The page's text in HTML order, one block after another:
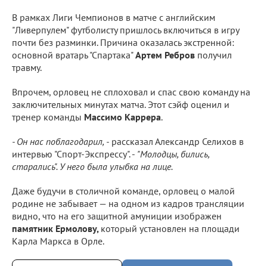
В рамках Лиги Чемпионов в матче с английским
"Ливерпулем" футболисту пришлось включиться в игру
почти без разминки. Причина оказалась экстренной:
основной вратарь "Спартака"Артем Ребров получил
травму.
Впрочем, орловец не сплоховал и спас свою команду на
заключительных минутах матча. Этот сэйф оценил и
тренер команды Массимо Каррера.
- Он нас поблагодарил, - рассказал Александр Селихов в
интервью "Спорт-Экспрессу". - "Молодцы, бились,
старались". У него была улыбка на лице.
Даже будучи в столичной команде, орловец о малой
родине не забывает — на одном из кадров трансляции
видно, что на его защитной амуниции изображен
памятник Ермолову, который установлен на площади
Карла Маркса в Орле.